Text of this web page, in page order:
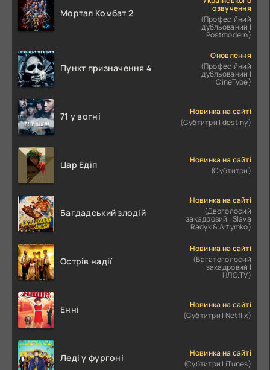
Мортал Комбат 2
озвучення
(Професійний
дубльований |
Postmodern)
Пункт призначення 4
Оновлення
(Професійний
дубльований |
CineType)
71 у вогні
Новинка на сайті
(Субтитри | destiny)
Цар Едіп
Новинка на сайті
(Субтитри)
Багдадський злодій
Новинка на сайті
(Двоголосий
закадровий | Slava
Radyk & Artymko)
Острів надії
Новинка на сайті
(Багатоголосий
закадровий |
НЛО.TV)
Енні
Новинка на сайті
(Субтитри | Netflix)
Леді у фургоні
Новинка на сайті
(Субтитри | iTunes)